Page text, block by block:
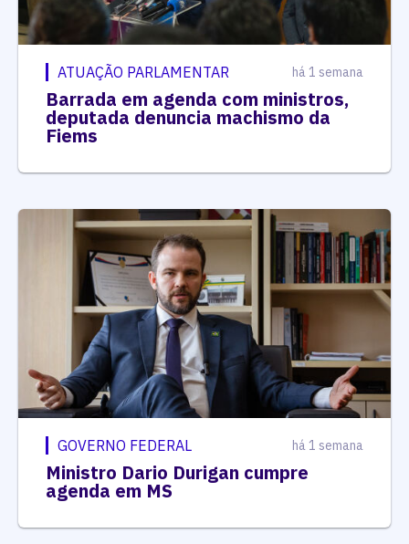
ATUAÇÃO PARLAMENTAR há 1 semana
Barrada em agenda com ministros,
deputada denuncia machismo da
Fiems
GOVERNO FEDERAL há 1 semana
Ministro Dario Durigan cumpre
agenda em MS